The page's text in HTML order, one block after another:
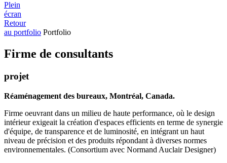
Plein
écran
Retour
au portfolio Portfolio
Firme de consultants
projet
Réaménagement des bureaux, Montréal, Canada.
Firme oeuvrant dans un milieu de haute performance, où le design
intérieur exigeait la création d'espaces efficients en terme de synergie
d'équipe, de transparence et de luminosité, en intégrant un haut
niveau de précision et des produits répondant à diverses normes
environnementales. (Consortium avec Normand Auclair Designer)